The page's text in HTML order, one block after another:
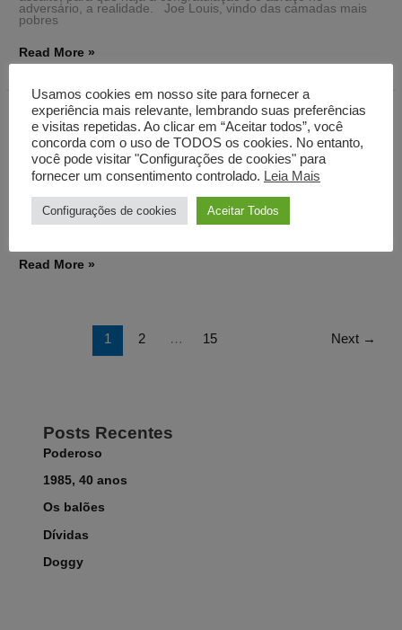
adversário, a realidade. Joe Louis, vindo das camadas mais
pobres
Read More »
Tentativa
Deixe um comentário /Artigos,Comentados /Eugenio
Goussinsky
O mundo real tem porões. Como se fosse um corpo ligado por
veias e artérias. Nestes canais que unem pontos, corre a seiva
onírica e psicanalítica da vida. Ela se esconde, mas tem um
infinito potencial revelador. Ele domina cada gota de sangue,
Tentativa
Read More »
1 2 … 15 Next →
Posts Recentes
Poderoso
1985, 40 anos
Os balões
Dívidas
Doggy
Usamos cookies em nosso site para fornecer a
experiência mais relevante, lembrando suas preferências
e visitas repetidas. Ao clicar em “Aceitar todos”, você
concorda com o uso de TODOS os cookies. No entanto,
você pode visitar "Configurações de cookies" para
fornecer um consentimento controlado. Leia Mais
Configurações de cookies Aceitar Todos